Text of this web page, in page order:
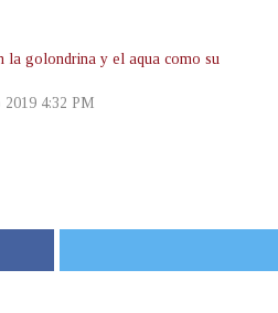
la golondrina y el aqua como su
4:32 PM